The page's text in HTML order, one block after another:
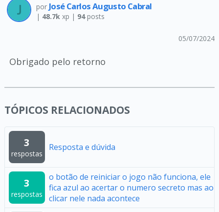
por José Carlos Augusto Cabral
| 48.7kxp | 94posts
05/07/2024
Obrigado pelo retorno
TÓPICOS RELACIONADOS
3
respostas
Resposta e dúvida
3
respostas
o botão de reiniciar o jogo não funciona, ele
fica azul ao acertar o numero secreto mas ao
clicar nele nada acontece